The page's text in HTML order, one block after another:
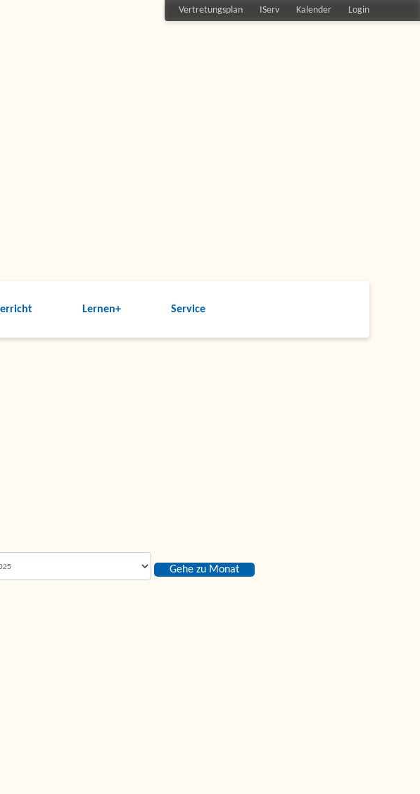
Vertretungsplan IServ Kalender Login
Lernen+ Service
Gehe zu Monat